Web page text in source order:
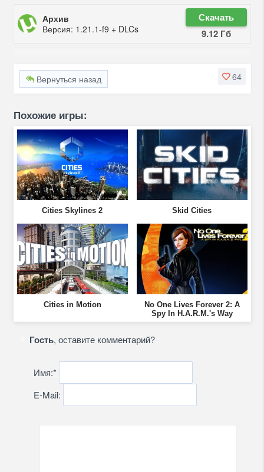
Архив
Версия: 1.21.1-f9 + DLCs
Скачать
9.12 Гб
64
Вернуться назад
Похожие игры:
Cities Skylines 2 Skid Cities
Cities in Motion
No One Lives Forever 2: A
Spy In H.A.R.M.'s Way
Гость, оставите комментарий?
Имя:*
E-Mail: